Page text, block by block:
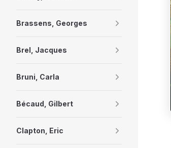
Brassens, Georges
Brel, Jacques
Bruni, Carla
Bécaud, Gilbert
Clapton, Eric